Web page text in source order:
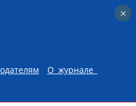
О журнале
×
×